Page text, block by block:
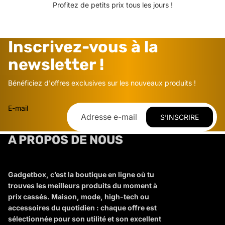
Profitez de petits prix tous les jours !
Inscrivez-vous à la
newsletter !
Bénéficiez d'offres exclusives sur les nouveaux produits !
E-mail
S’INSCRIRE
A PROPOS DE NOUS
Gadgetbox, c’est la boutique en ligne où tu
trouves les meilleurs produits du moment à
prix cassés. Maison, mode, high-tech ou
accessoires du quotidien : chaque offre est
sélectionnée pour son utilité et son excellent